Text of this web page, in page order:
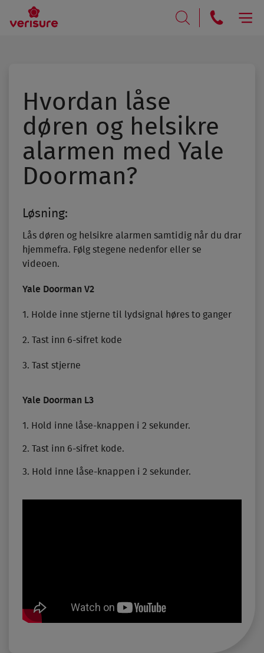
Hvordan låse
døren og helsikre
alarmen med Yale
Doorman?
Løsning:
Lås døren og helsikre alarmen samtidig når du drar
hjemmefra. Følg stegene nedenfor eller se
videoen.
Yale Doorman V2
1. Holde inne stjerne til lydsignal høres to ganger
2. Tast inn 6-sifret kode
3. Tast stjerne
Yale Doorman L3
1. Hold inne låse-knappen i 2 sekunder.
2. Tast inn 6-sifret kode.
3. Hold inne låse-knappen i 2 sekunder.